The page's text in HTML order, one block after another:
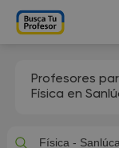
Profesores
Física en
Física -